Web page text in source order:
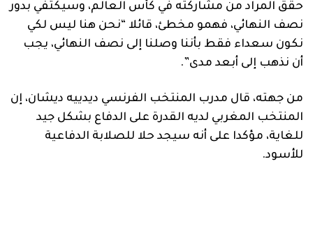
حقق المراد من مشاركته في كأس العالم، وسيكتفي بدور
نصف النهائي، فهمو مخطئ، قائلا “نحن هنا ليس لكي
نكون سعداء فقط بأننا وصلنا إلى نصف النهائي، يجب
أن نذهب إلى أبعد مدى”.
من جهته، قال مدرب المنتخب الفرنسي ديدييه ديشان، إن
المنتخب المغربي لديه القدرة على الدفاع بشكل جيد
للغاية، مؤكدا على أنه سيجد حلا للصلابة الدفاعية
للأسود.